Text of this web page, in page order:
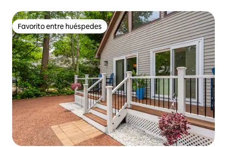
Favorito entre huéspedes
Favorito entre huéspedes